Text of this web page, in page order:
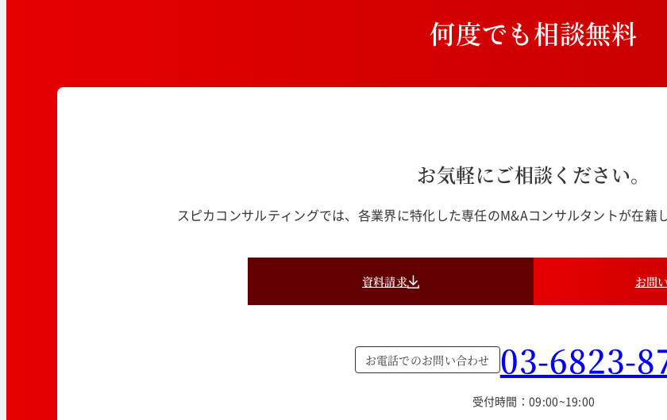
何度でも相談無料
お気軽にご相談ください。
スピカコンサルティングでは、各業界に特化した専任のM&Aコンサルタントが在籍
資料請求 お問
お電話でのお問い合わせ 03-6823-
受付時間：09:00~19:00